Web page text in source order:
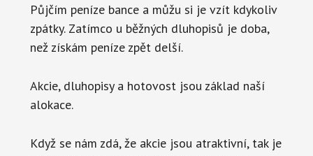
Půjčím peníze bance a můžu si je vzít kdykoliv
zpátky. Zatímco u běžných dluhopisů je doba,
než získám peníze zpět delší.
Akcie, dluhopisy a hotovost jsou základ naší
alokace.
Když se nám zdá, že akcie jsou atraktivní, tak je